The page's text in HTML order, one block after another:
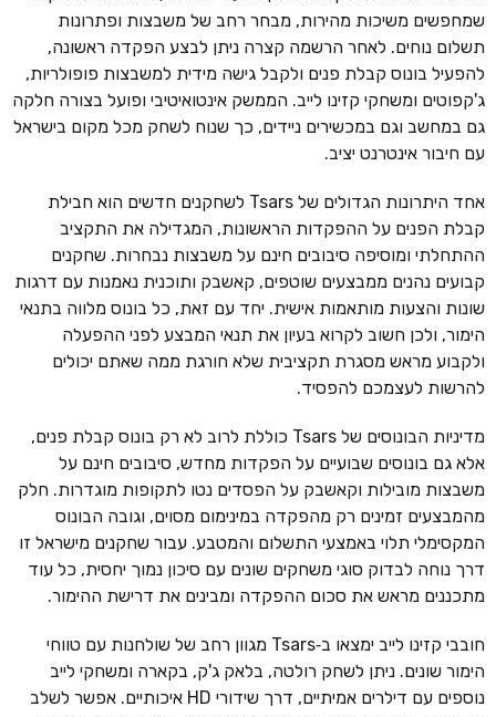
שמחפשים משיכות מהירות, מבחר רחב של משבצות ופתרונות
תשלום נוחים. לאחר הרשמה קצרה ניתן לבצע הפקדה ראשונה,
להפעיל בונוס קבלת פנים ולקבל גישה מידית למשבצות פופולריות,
ג'קפוטים ומשחקי קזינו לייב. הממשק אינטואיטיבי ופועל בצורה חלקה
גם במחשב וגם במכשירים ניידים, כך שנוח לשחק מכל מקום בישראל
עם חיבור אינטרנט יציב.
אחד היתרונות הגדולים של Tsars לשחקנים חדשים הוא חבילת
קבלת הפנים על ההפקדות הראשונות, המגדילה את התקציב
ההתחלתי ומוסיפה סיבובים חינם על משבצות נבחרות. שחקנים
קבועים נהנים ממבצעים שוטפים, קאשבק ותוכנית נאמנות עם דרגות
שונות והצעות מותאמות אישית. יחד עם זאת, כל בונוס מלווה בתנאי
הימור, ולכן חשוב לקרוא בעיון את תנאי המבצע לפני ההפעלה
ולקבוע מראש מסגרת תקציבית שלא חורגת ממה שאתם יכולים
להרשות לעצמכם להפסיד.
מדיניות הבונוסים של Tsars כוללת לרוב לא רק בונוס קבלת פנים,
אלא גם בונוסים שבועיים על הפקדות מחדש, סיבובים חינם על
משבצות מובילות וקאשבק על הפסדים נטו לתקופות מוגדרות. חלק
מהמבצעים זמינים רק מהפקדה במינימום מסוים, וגובה הבונוס
המקסימלי תלוי באמצעי התשלום והמטבע. עבור שחקנים מישראל זו
דרך נוחה לבדוק סוגי משחקים שונים עם סיכון נמוך יחסית, כל עוד
מתכננים מראש את סכום ההפקדה ומבינים את דרישת ההימור.
חובבי קזינו לייב ימצאו ב‑Tsars מגוון רחב של שולחנות עם טווחי
הימור שונים. ניתן לשחק רולטה, בלאק ג'ק, בקארה ומשחקי לייב
נוספים עם דילרים אמיתיים, דרך שידורי HD איכותיים. אפשר לשלב